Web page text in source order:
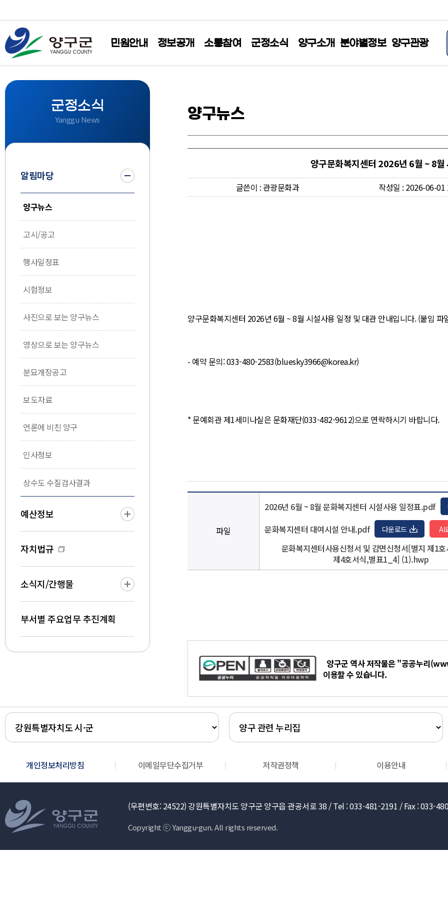
민원안내 정보공개 소통참여 군정소식 양구소개 분야별정보 양구관광
군정소식
Yanggu News
알림마당
양구뉴스
고시/공고
행사일정표
시험정보
사진으로 보는 양구뉴스
영상으로 보는 양구뉴스
분묘개장공고
보도자료
언론에 비친 양구
인사정보
상수도 수질검사결과
예산정보
자치법규
소식지/간행물
부서별 주요업무 추진계획
양구뉴스
양구문화복지센터 2026년 6월 ~ 8월
글쓴이 : 관광문화과 작성일 : 2026-06-01
양구문화복지센터 2026년 6월 ~ 8월 시설사용 일정 및 대관 안내입니다. (붙임 파
- 예약 문의: 033-480-2583(bluesky3966@korea.kr)
* 문예회관 제1세미나실은 문화재단(033-482-9612)으로 연락하시기 바랍니다.​
파일
2026년 6월 ~ 8월 문화복지센터 시설사용 일정표.pdf
문화복지센터 대여시설 안내.pdf
다운로드
문화복지센터사용신청서 및 감면신청서[별지 제1
제4호서식,별표1_4] (1).hwp
양구군 역사 저작물은 "공공누리
이용할 수 있습니다.
개인정보처리방침 이메일무단수집거부 저작권정책 이용안내
(우편번호: 24522) 강원특별자치도 양구군 양구읍 관공서로 38 /Tel : 033-481-2191 /Fax : 033-
Copyright ⓒ Yanggu-gun. All rights reserved.